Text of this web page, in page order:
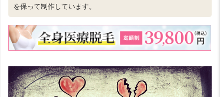
を保って制作しています。